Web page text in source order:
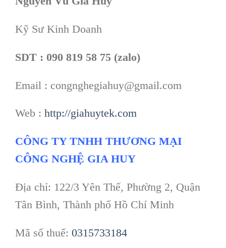
Kỹ Sư Kinh Doanh
SDT : 090 819 58 75 (zalo)
Email : congnghegiahuy@gmail.com
Web : http://giahuytek.com
CÔNG TY TNHH THƯƠNG MẠI
CÔNG NGHỆ GIA HUY
Địa chỉ: 122/3 Yên Thế, Phường 2, Quận
Tân Bình, Thành phố Hồ Chí Minh
Mã số thuế: 0315733184